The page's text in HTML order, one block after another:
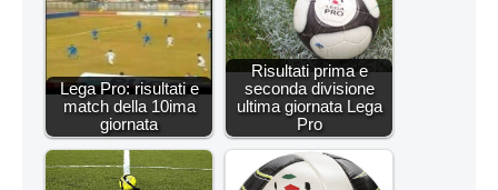
Lega Pro: risultati e
match della 10ima
giornata
Risultati prima e
seconda divisione
ultima giornata Lega
Pro